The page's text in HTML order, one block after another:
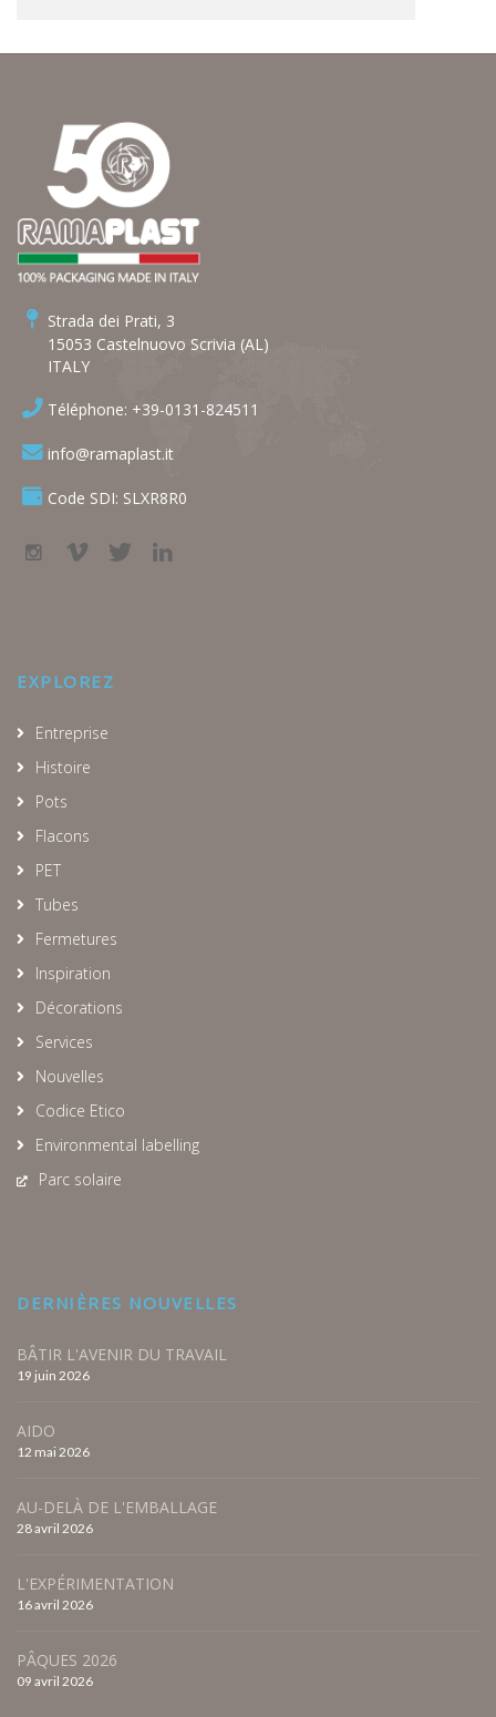
Strada dei Prati, 3
15053 Castelnuovo Scrivia (AL)
ITALY
Téléphone: +39-0131-824511
info@ramaplast.it
Code SDI: SLXR8R0
EXPLOREZ
Entreprise
Histoire
Pots
Flacons
PET
Tubes
Fermetures
Inspiration
Décorations
Services
Nouvelles
Codice Etico
Environmental labelling
Parc solaire
DERNIÈRES NOUVELLES
BÂTIR L'AVENIR DU TRAVAIL
19 juin 2026
AIDO
12 mai 2026
AU-DELÀ DE L'EMBALLAGE
28 avril 2026
L'EXPÉRIMENTATION
16 avril 2026
PÂQUES 2026
09 avril 2026